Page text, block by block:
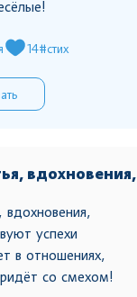
14#стих
вдохновения,
успехи
в отношениях,
со смехом!